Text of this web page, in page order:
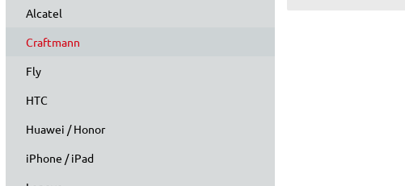
Alcatel
Craftmann
Fly
HTC
Huawei / Honor
iPhone / iPad